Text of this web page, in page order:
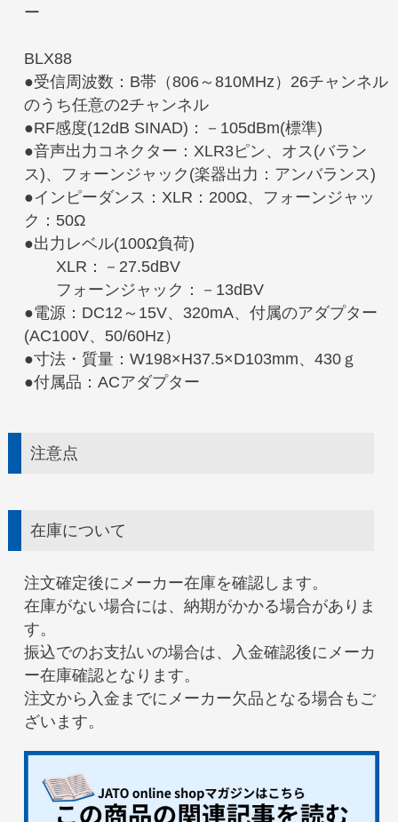
ー
BLX88
●受信周波数：B帯（806～810MHz）26チャンネル
のうち任意の2チャンネル
●RF感度(12dB SINAD)：－105dBm(標準)
●音声出力コネクター：XLR3ピン、オス(バラン
ス)、フォーンジャック(楽器出力：アンバランス)
●インピーダンス：XLR：200Ω、フォーンジャッ
ク：50Ω
●出力レベル(100Ω負荷)
XLR：－27.5dBV
フォーンジャック：－13dBV
●電源：DC12～15V、320mA、付属のアダプター
(AC100V、50/60Hz）
●寸法・質量：W198×H37.5×D103mm、430ｇ
●付属品：ACアダプター
注意点
在庫について
注文確定後にメーカー在庫を確認します。
在庫がない場合には、納期がかかる場合がありま
す。
振込でのお支払いの場合は、入金確認後にメーカ
ー在庫確認となります。
注文から入金までにメーカー欠品となる場合もご
ざいます。